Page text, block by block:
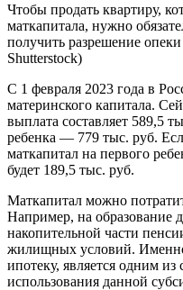
Чтобы продать квартиру,
маткапитала, нужно
получить разрешение
Shutterstock)
С 1 февраля 2023 года в
материнского капитала.
выплата составляет 589,5
ребенка — 779 тыс. руб.
маткапитал на первого
будет 189,5 тыс. руб.
Маткапитал можно
Например, на образование
накопительной части
жилищных условий.
ипотеку, является одним
использования данной